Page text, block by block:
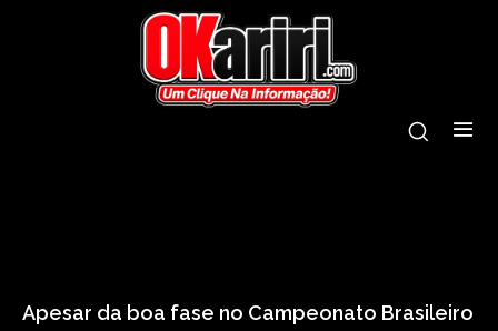
despejados
jogadores pousada
Apesar da boa fase no Campeonato Brasileiro